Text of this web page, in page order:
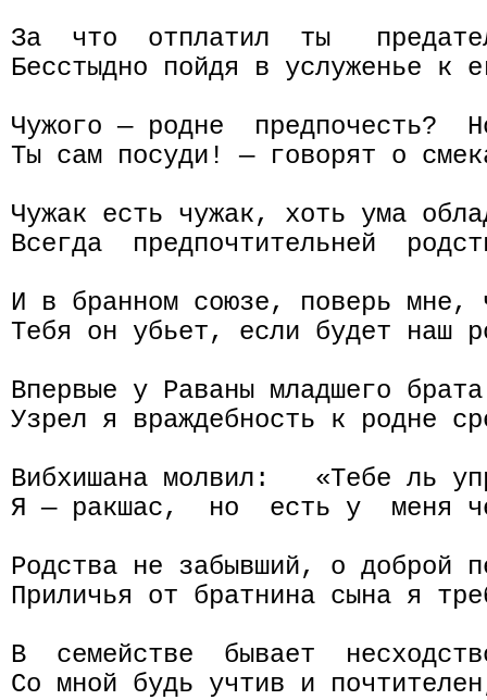
За  что  отплатил  ты
Бесстыдно пойдя в услуженье к
Чужого — родне  предпочесть?
Ты сам посуди! — говорят о
Чужак есть чужак, хоть ума
Всегда  предпочтительней
И в бранном союзе, поверь мне,
Тебя он убьет, если будет наш
Впервые у Раваны младшего
Узрел я враждебность к родне
Вибхишана молвил:   «Тебе ль
Я — ракшас,  но  есть у  меня
Родства не забывший, о доброй
Приличья от братнина сына я
В  семействе  бывает
Со мной будь учтив и